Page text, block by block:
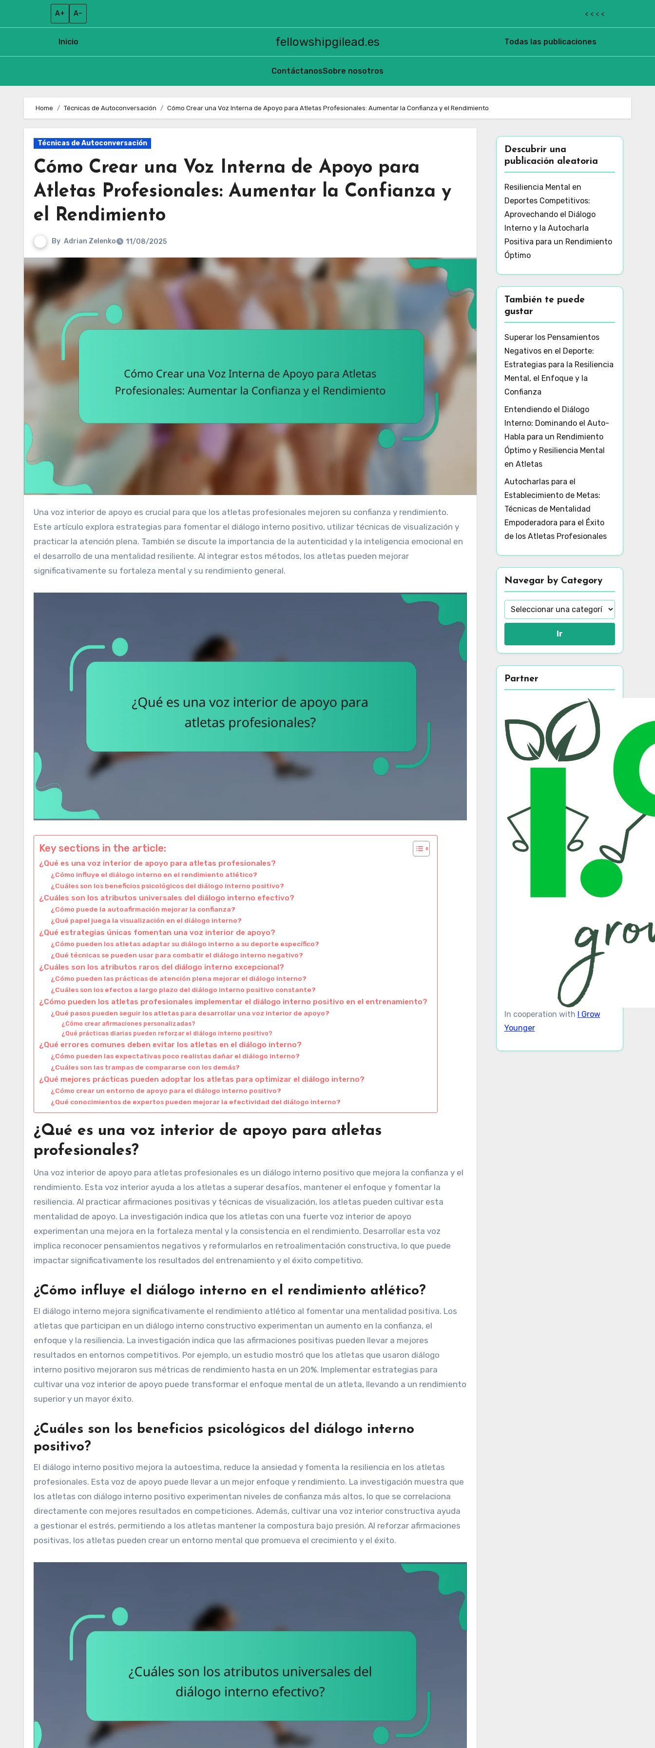
A+ A– < < < <
Inicio fellowshipgilead.es Todas las publicaciones
ContáctanosSobre nosotros
content
Home Técnicas de Autoconversación Cómo Crear una Voz Interna de Apoyo para Atletas Profesionales: Aumentar la Confianza y el Rendimiento
Técnicas de Autoconversación
Cómo Crear una Voz Interna de Apoyo para
Atletas Profesionales: Aumentar la Confianza y
el Rendimiento
By Adrian Zelenko 11/08/2025
Una voz interior de apoyo es crucial para que los atletas profesionales mejoren su confianza y rendimiento.
Este artículo explora estrategias para fomentar el diálogo interno positivo, utilizar técnicas de visualización y
practicar la atención plena. También se discute la importancia de la autenticidad y la inteligencia emocional en
el desarrollo de una mentalidad resiliente. Al integrar estos métodos, los atletas pueden mejorar
significativamente su fortaleza mental y su rendimiento general.
Key sections in the article:
¿Qué es una voz interior de apoyo para atletas profesionales?
¿Cómo influye el diálogo interno en el rendimiento atlético?
¿Cuáles son los beneficios psicológicos del diálogo interno positivo?
¿Cuáles son los atributos universales del diálogo interno efectivo?
¿Cómo puede la autoafirmación mejorar la confianza?
¿Qué papel juega la visualización en el diálogo interno?
¿Qué estrategias únicas fomentan una voz interior de apoyo?
¿Cómo pueden los atletas adaptar su diálogo interno a su deporte específico?
¿Qué técnicas se pueden usar para combatir el diálogo interno negativo?
¿Cuáles son los atributos raros del diálogo interno excepcional?
¿Cómo pueden las prácticas de atención plena mejorar el diálogo interno?
¿Cuáles son los efectos a largo plazo del diálogo interno positivo constante?
¿Cómo pueden los atletas profesionales implementar el diálogo interno positivo en el entrenamiento?
¿Qué pasos pueden seguir los atletas para desarrollar una voz interior de apoyo?
¿Cómo crear afirmaciones personalizadas?
¿Qué prácticas diarias pueden reforzar el diálogo interno positivo?
¿Qué errores comunes deben evitar los atletas en el diálogo interno?
¿Cómo pueden las expectativas poco realistas dañar el diálogo interno?
¿Cuáles son las trampas de compararse con los demás?
¿Qué mejores prácticas pueden adoptar los atletas para optimizar el diálogo interno?
¿Cómo crear un entorno de apoyo para el diálogo interno positivo?
¿Qué conocimientos de expertos pueden mejorar la efectividad del diálogo interno?
¿Qué es una voz interior de apoyo para atletas
profesionales?
Una voz interior de apoyo para atletas profesionales es un diálogo interno positivo que mejora la confianza y el
rendimiento. Esta voz interior ayuda a los atletas a superar desafíos, mantener el enfoque y fomentar la
resiliencia. Al practicar afirmaciones positivas y técnicas de visualización, los atletas pueden cultivar esta
mentalidad de apoyo. La investigación indica que los atletas con una fuerte voz interior de apoyo
experimentan una mejora en la fortaleza mental y la consistencia en el rendimiento. Desarrollar esta voz
implica reconocer pensamientos negativos y reformularlos en retroalimentación constructiva, lo que puede
impactar significativamente los resultados del entrenamiento y el éxito competitivo.
¿Cómo influye el diálogo interno en el rendimiento atlético?
El diálogo interno mejora significativamente el rendimiento atlético al fomentar una mentalidad positiva. Los
atletas que participan en un diálogo interno constructivo experimentan un aumento en la confianza, el
enfoque y la resiliencia. La investigación indica que las afirmaciones positivas pueden llevar a mejores
resultados en entornos competitivos. Por ejemplo, un estudio mostró que los atletas que usaron diálogo
interno positivo mejoraron sus métricas de rendimiento hasta en un 20%. Implementar estrategias para
cultivar una voz interior de apoyo puede transformar el enfoque mental de un atleta, llevando a un rendimiento
superior y un mayor éxito.
¿Cuáles son los beneficios psicológicos del diálogo interno
positivo?
El diálogo interno positivo mejora la autoestima, reduce la ansiedad y fomenta la resiliencia en los atletas
profesionales. Esta voz de apoyo puede llevar a un mejor enfoque y rendimiento. La investigación muestra que
los atletas con diálogo interno positivo experimentan niveles de confianza más altos, lo que se correlaciona
directamente con mejores resultados en competiciones. Además, cultivar una voz interior constructiva ayuda
a gestionar el estrés, permitiendo a los atletas mantener la compostura bajo presión. Al reforzar afirmaciones
positivas, los atletas pueden crear un entorno mental que promueva el crecimiento y el éxito.
Descubrir una
publicación aleatoria
Resiliencia Mental en
Deportes Competitivos:
Aprovechando el Diálogo
Interno y la Autocharla
Positiva para un Rendimiento
Óptimo
También te puede
gustar
Superar los Pensamientos
Negativos en el Deporte:
Estrategias para la Resiliencia
Mental, el Enfoque y la
Confianza
Entendiendo el Diálogo
Interno: Dominando el Auto-
Habla para un Rendimiento
Óptimo y Resiliencia Mental
en Atletas
Autocharlas para el
Establecimiento de Metas:
Técnicas de Mentalidad
Empoderadora para el Éxito
de los Atletas Profesionales
Navegar by Category
Ir
Partner
In cooperation with I Grow
Younger